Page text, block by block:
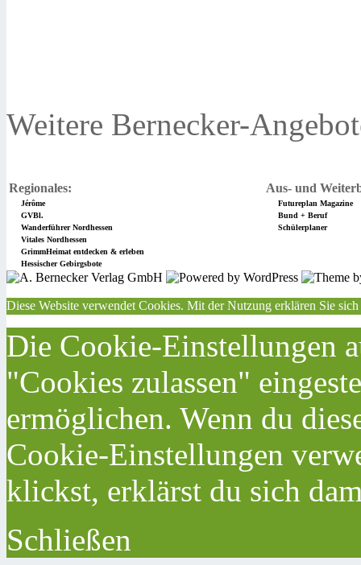
Weitere Bernecker-
Regionales: Aus- und
Jérôme
Futureplan Magazine
GVBl.
Bund + Beruf
Wanderführer Nordhessen
Schülerplaner
Vitales Nordhessen
GrimmHeimat entdecken & erleben
Hessischer Gebirgsbote
Diese Website verwendet Cookies. Mit der Nutzung erklären Sie
Die Cookie-Einstellungen
"Cookies zulassen"
ermöglichen. Wenn du
Cookie-Einstellungen
klickst, erklärst du sich
Schließen